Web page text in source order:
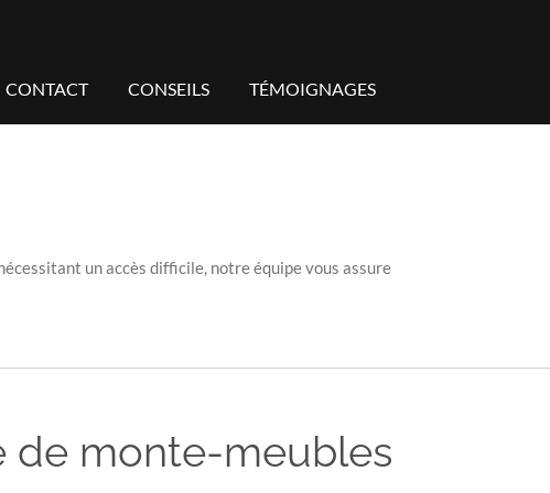
CONTACT CONSEILS TÉMOIGNAGES
un accès difficile, notre équipe vous assure
de monte-meubles